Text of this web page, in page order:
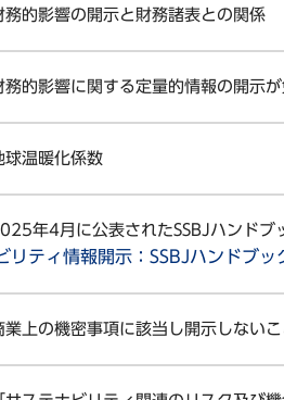
務的影響の開示と財務諸表との関係
務的影響に関する定量的情報の開示
球温暖化係数
年4月に公表されたSSBJハンドブ
リティ情報開示：SSBJハンドブ
業上の機密事項に該当し開示しない